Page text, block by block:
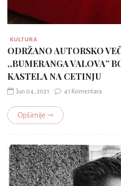
KULTURA
ODRŽANO AUTORSKO
,,BUMERANGA VALOVA”
KASTELA NA CETINJU
Jun 04, 2021 41 Komentara
Opširnije ⇾